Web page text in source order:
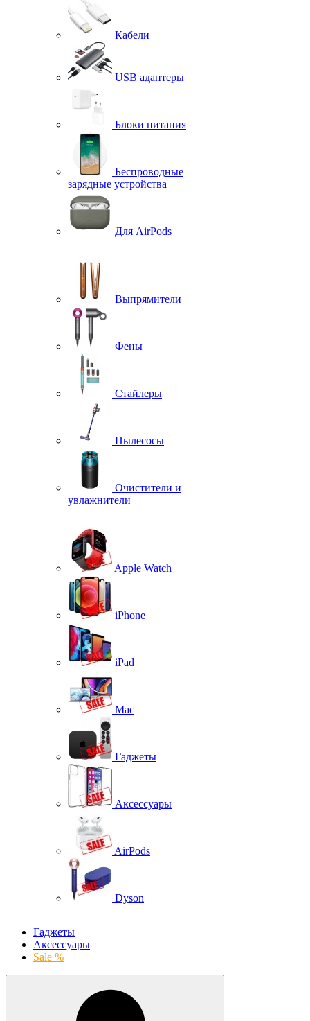
Кабели
USB адаптеры
Блоки питания
Беспроводные
зарядные устройства
Для AirPods
Выпрямители
Фены
Стайлеры
Пылесосы
Очистители и
увлажнители
Apple Watch
iPhone
iPad
Mac
Гаджеты
Аксессуары
AirPods
Dyson
Гаджеты
Аксессуары
Sale %